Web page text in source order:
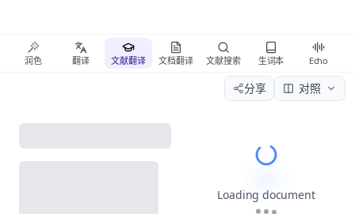
润色 翻译 文献翻译 文档翻译 文献搜索 生词本 Echo
分享 对照
Loading document
Please wait